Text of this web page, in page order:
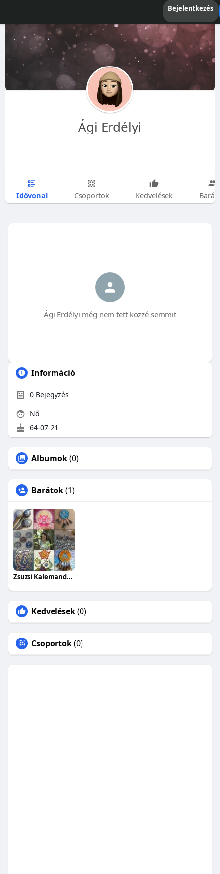
Bejelentkezés
Ági Erdélyi
Idővonal Csoportok Kedvelések
Ági Erdélyi még nem tett közzé semmit
Információ
0Bejegyzés
Nő
64-07-21
Albumok(0)
Barátok(1)
Zsuzsi Kalemandra Magura
Kedvelések(0)
Csoportok(0)